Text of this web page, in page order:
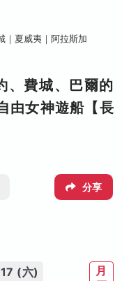
｜夏威夷｜阿拉斯加
、費城、巴爾的
由女神遊船【長
分享
(六)
月